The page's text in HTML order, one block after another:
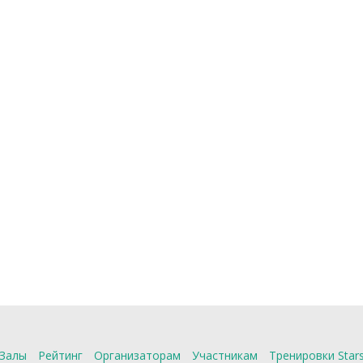
Залы Рейтинг Организаторам Участникам Тренировки Stars